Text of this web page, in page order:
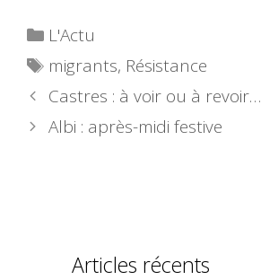
Catégories
L'Actu
Étiquettes
migrants, Résistance
Castres : à voir ou à revoir…
Albi : après-midi festive
Articles récents